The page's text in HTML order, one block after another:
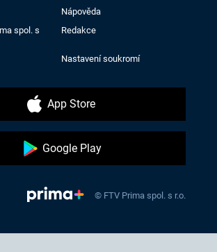
Nápověda
spol. s
Redakce
Nastavení soukromí
App Store
Google Play
© FTV Prima spol. s r.o.